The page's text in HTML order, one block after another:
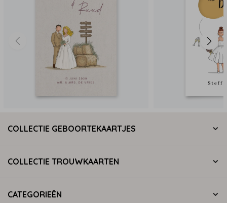
COLLECTIE GEBOORTEKAARTJES
COLLECTIE TROUWKAARTEN
CATEGORIEËN